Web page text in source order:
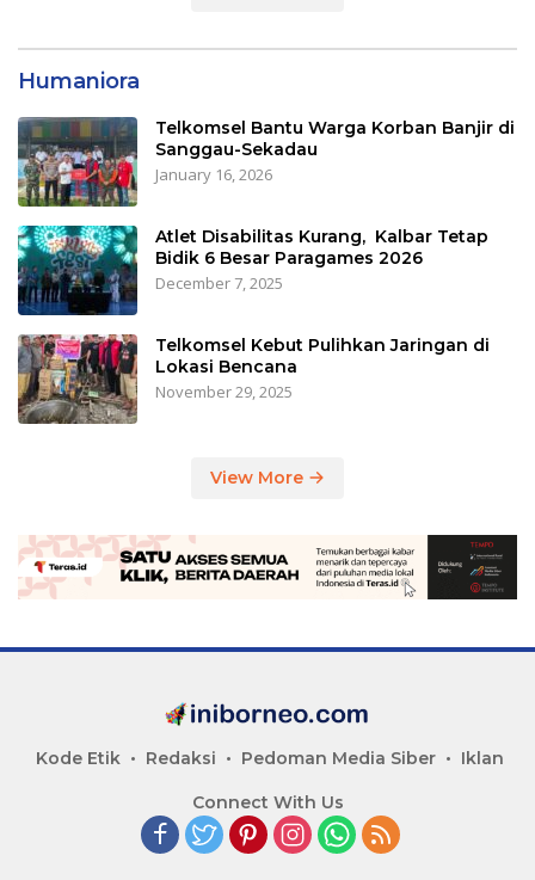
Humaniora
Telkomsel Bantu Warga Korban Banjir di
Sanggau-Sekadau
January 16, 2026
Atlet Disabilitas Kurang, Kalbar Tetap
Bidik 6 Besar Paragames 2026
December 7, 2025
Telkomsel Kebut Pulihkan Jaringan di
Lokasi Bencana
November 29, 2025
View More
Kode Etik Redaksi Pedoman Media Siber Iklan
Connect With Us